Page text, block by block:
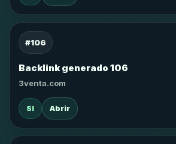
#106
Backlink generado 106
3venta.com
SI Abrir